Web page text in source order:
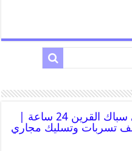
رقم فني صحي سباك القرين 24 ساعة |